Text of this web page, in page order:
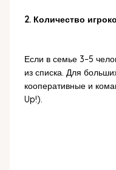
2. Количество
Если в семье 3–5
из списка. Для
кооперативные и
Up!).